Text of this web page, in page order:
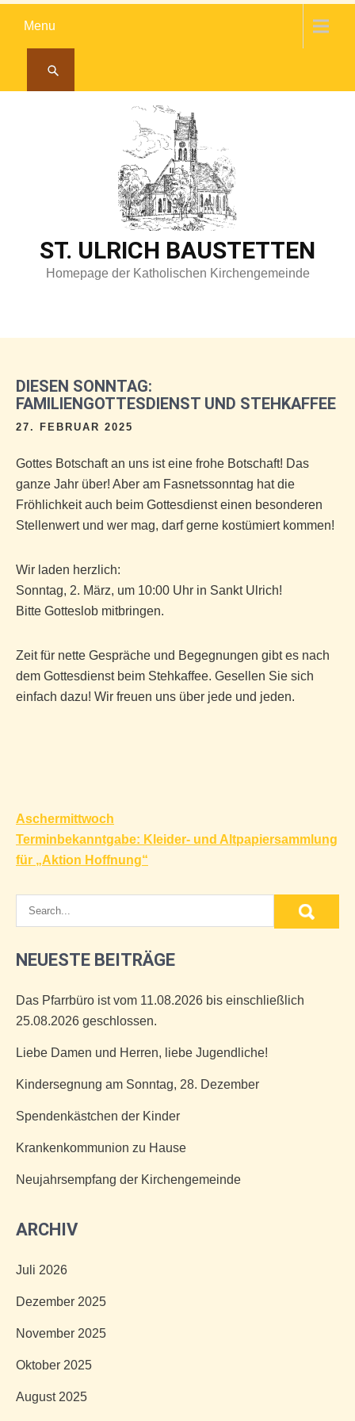
Menu
ST. ULRICH BAUSTETTEN
Homepage der Katholischen Kirchengemeinde
DIESEN SONNTAG:
FAMILIENGOTTESDIENST UND STEHKAFFEE
27. FEBRUAR 2025
Gottes Botschaft an uns ist eine frohe Botschaft! Das
ganze Jahr über! Aber am Fasnetssonntag hat die
Fröhlichkeit auch beim Gottesdienst einen besonderen
Stellenwert und wer mag, darf gerne kostümiert kommen!
Wir laden herzlich:
Sonntag, 2. März, um 10:00 Uhr in Sankt Ulrich!
Bitte Gotteslob mitbringen.
Zeit für nette Gespräche und Begegnungen gibt es nach
dem Gottesdienst beim Stehkaffee. Gesellen Sie sich
einfach dazu! Wir freuen uns über jede und jeden.
Beitragsnavigation
Aschermittwoch
Terminbekanntgabe: Kleider- und Altpapiersammlung
für „Aktion Hoffnung“
NEUESTE BEITRÄGE
Das Pfarrbüro ist vom 11.08.2026 bis einschließlich
25.08.2026 geschlossen.
Liebe Damen und Herren, liebe Jugendliche!
Kindersegnung am Sonntag, 28. Dezember
Spendenkästchen der Kinder
Krankenkommunion zu Hause
Neujahrsempfang der Kirchengemeinde
ARCHIV
Juli 2026
Dezember 2025
November 2025
Oktober 2025
August 2025